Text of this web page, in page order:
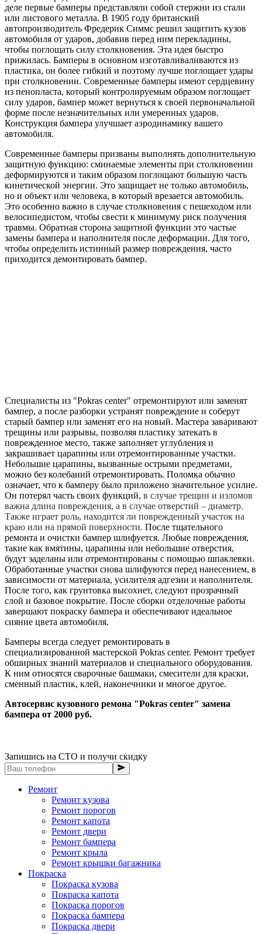
деле первые бамперы представляли собой стержни из стали
или листового металла. В 1905 году британский
автопроизводитель Фредерик Симмс решил защитить кузов
автомобиля от ударов, добавив перед ним перекладины,
чтобы поглощать силу столкновения. Эта идея быстро
прижилась. Бамперы в основном изготавливаливаются из
пластика, он более гибкий и поэтому лучше поглощает удары
при столкновении. Современные бамперы имеют сердцевину
из пенопласта, который контролируемым образом поглощает
силу ударов, бампер может вернуться к своей первоначальной
форме после незначительных или умеренных ударов.
Конструкция бампера улучшает аэродинамику вашего
автомобиля.
Современные бамперы призваны выполнять дополнительную
защитную функцию: сминаемые элементы при столкновении
деформируются и таким образом поглощают большую часть
кинетической энергии. Это защищает не только автомобиль,
но и объект или человека, в который врезается автомобиль.
Это особенно важно в случае столкновения с пешеходом или
велосипедистом, чтобы свести к минимуму риск получения
травмы. Обратная сторона защитной функции это частые
замены бампера и наполнителя после деформации. Для того,
чтобы определить истинный размер повреждения, часто
приходится демонтировать бампер.
Специалисты из "Pokras center" отремонтируют или заменят
бампер, а после разборки устранят повреждение и соберут
старый бампер или заменят его на новый. Мастера заваривают
трещины или разрывы, позволяя пластику затекать в
поврежденное место, также заполняет углубления и
закрашивает царапины или отремонтированные участки.
Небольшие царапины, вызванные острыми предметами,
можно без колебаний отремонтировать. Поломка обычно
означает, что к бамперу было приложено значительное усилие.
Он потерял часть своих функций, в случае трещин и изломов
важна длина повреждения, а в случае отверстий – диаметр.
Также играет роль, находится ли поврежденный участок на
краю или на прямой поверхности. После тщательного
ремонта и очистки бампер шлифуется. Любые повреждения,
такие как вмятины, царапины или небольшие отверстия,
будут заделаны или отремонтированы с помощью шпаклевки.
Обработанные участки снова шлифуются перед нанесением, в
зависимости от материала, усилителя адгезии и наполнителя.
После того, как грунтовка высохнет, следуют прозрачный
слой и базовое покрытие. После сборки отделочные работы
завершают покраску бампера и обеспечивают идеальное
сияние цвета автомобиля.
Бамперы всегда следует ремонтировать в
специализированной мастерской Pokras center. Ремонт требует
обширных знаний материалов и специального оборудования.
К ним относятся сварочные башмаки, смесители для краски,
сменный пластик, клей, наконечники и многое другое.
Автосервис кузовного ремона "Pokras center" замена
бампера от 2000 руб.
Запишись на СТО и получи скидку
Ремонт
Ремонт кузова
Ремонт порогов
Ремонт капота
Ремонт двери
Ремонт бампера
Ремонт крыла
Ремонт крышки багажника
Покраска
Покраска кузова
Покраска капота
Покраска порогов
Покраска бампера
Покраска двери